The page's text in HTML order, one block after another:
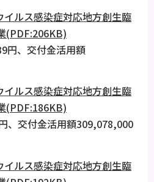
ルス感染症対応地方創生臨
(PDF:206KB)
円、交付金活用額
ルス感染症対応地方創生臨
(PDF:186KB)
、交付金活用額309,078,000
ルス感染症対応地方創生臨